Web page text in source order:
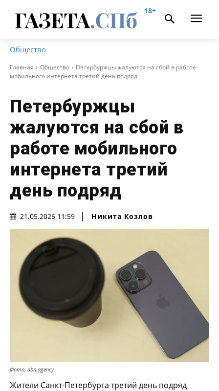
18+
Общество
Главная Общество
Петербуржцы жалуются на сбой в работе
мобильного интернета третий день подряд
Петербуржцы
жалуются на сбой в
работе мобильного
интернета третий
день подряд
21.05.2026 11:59 Никита Козлов
Фото: abn.agency
Жители Санкт-Петербурга третий день подряд